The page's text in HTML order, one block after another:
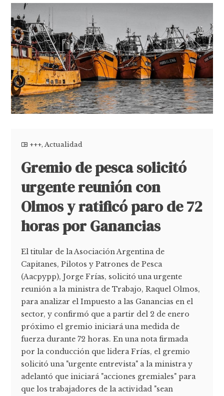
+++,Actualidad
Gremio de pesca solicitó
urgente reunión con
Olmos y ratificó paro de 72
horas por Ganancias
El titular de la Asociación Argentina de
Capitanes, Pilotos y Patrones de Pesca
(Aacpypp), Jorge Frías, solicitó una urgente
reunión a la ministra de Trabajo, Raquel Olmos,
para analizar el Impuesto a las Ganancias en el
sector, y confirmó que a partir del 2 de enero
próximo el gremio iniciará una medida de
fuerza durante 72 horas. En una nota firmada
por la conducción que lidera Frías, el gremio
solicitó una "urgente entrevista" a la ministra y
adelantó que iniciará "acciones gremiales" para
que los trabajadores de la actividad "sean